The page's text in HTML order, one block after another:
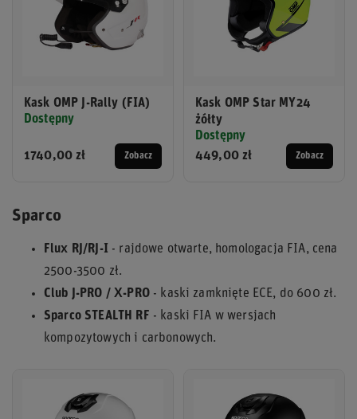
Kask OMP J-Rally (FIA)
Dostępny
1740,00 zł Zobacz
Kask OMP Star MY24
żółty
Dostępny
449,00 zł
Zobacz
Sparco
Flux RJ/RJ-I- rajdowe otwarte, homologacja FIA, cena
2500-3500 zł.
Club J-PRO / X-PRO- kaski zamknięte ECE, do 600 zł.
Sparco STEALTH RF - kaski FIA w wersjach
kompozytowych i carbonowych.